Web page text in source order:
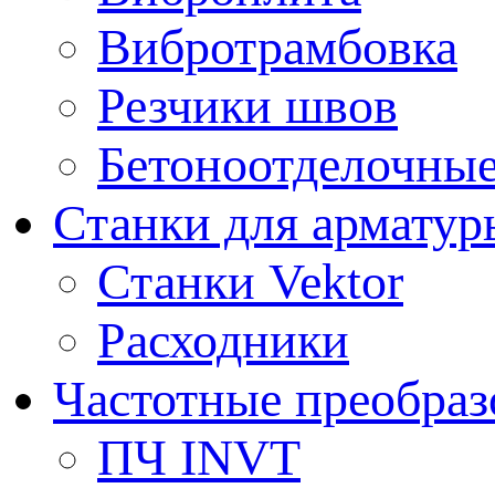
Вибротрамбовка
Резчики швов
Станки для
Станки Vektor
Расходники
Частотные
ПЧ INVT